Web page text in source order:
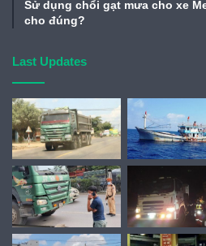
Sử dụng chổi gạt mưa cho xe
cho đúng?
Last Updates